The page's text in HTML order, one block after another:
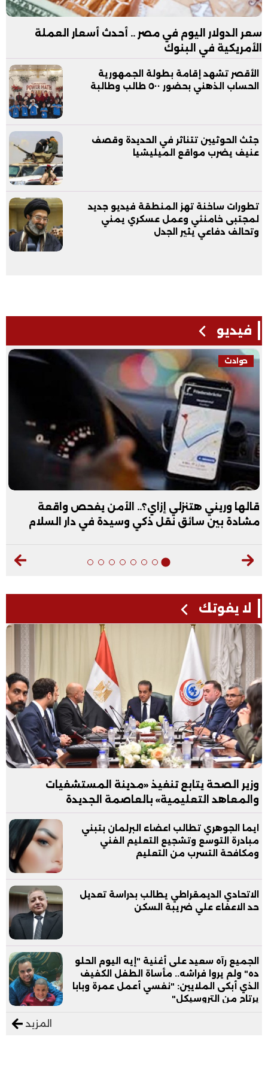
سعر الدولار اليوم في مصر .. أحدث أسعار العملة
الأمريكية في البنوك
الأقصر تشهد إقامة بطولة الجمهورية
الحساب الذهني بحضور ٥٠٠ طالب وطالبة
جثث الحوثيين تتناثر في الحديدة وقصف
عنيف يضرب مواقع الميليشيا
تطورات ساخنة تهز المنطقة فيديو جديد
لمجتبى خامنئي وعمل عسكري يمني
وتحالف دفاعي يثير الجدل
فيديو
حوادث
قالها وريني هتنزلي إزاي؟.. الأمن يفحص واقعة
مشادة بين سائق نقل ذكي وسيدة في دار السلام
لا يفوتك
وزير الصحة يتابع تنفيذ «مدينة المستشفيات
والمعاهد التعليمية» بالعاصمة الجديدة
ايما الجوهري تطالب اعضاء البرلمان بتبني
مبادرة التوسع وتشجيع التعليم الفني
ومكافحة التسرب من التعليم
الاتحادي الديمقراطي يطالب بدراسة تعديل
حد الاعفاء علي ضريبة السكن
الجميع رآه سعيد على أغنية "إيه اليوم الحلو
ده" ولم يروا فراشه.. مأساة الطفل الكفيف
الذي أبكى الملايين: "نفسي أعمل عمرة وبابا
يرتاح من التروسيكل"
المزيد